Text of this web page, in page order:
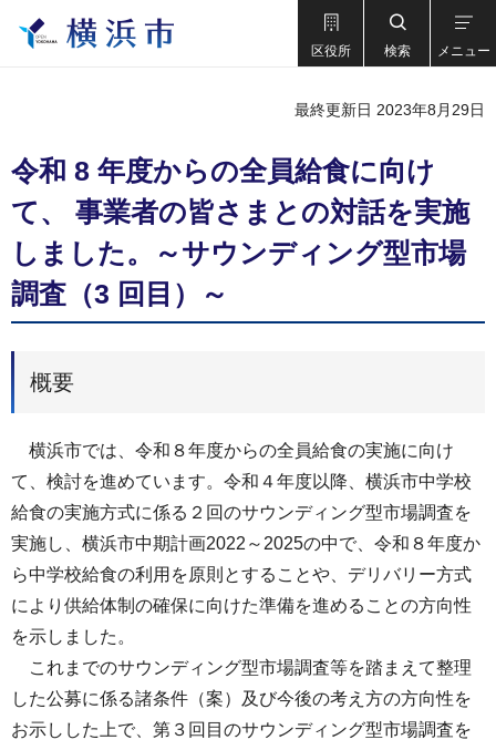
区役所 検索 メニュー
最終更新日 2023年8月29日
令和 8 年度からの全員給食に向け
て、 事業者の皆さまとの対話を実施
しました。～サウンディング型市場
調査（3 回目）～
概要
横浜市では、令和８年度からの全員給食の実施に向け
て、検討を進めています。令和４年度以降、横浜市中学校
給食の実施方式に係る２回のサウンディング型市場調査を
実施し、横浜市中期計画2022～2025の中で、令和８年度か
ら中学校給食の利用を原則とすることや、デリバリー方式
により供給体制の確保に向けた準備を進めることの方向性
を示しました。
これまでのサウンディング型市場調査等を踏まえて整理
した公募に係る諸条件（案）及び今後の考え方の方向性を
お示しした上で、第３回目のサウンディング型市場調査を